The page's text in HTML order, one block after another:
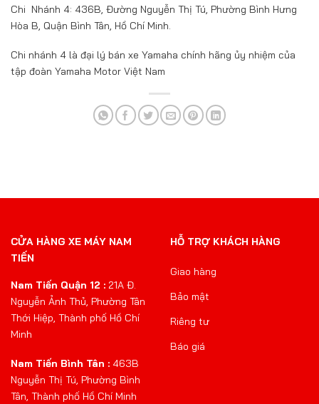
Chi Nhánh 4: 436B, Đường Nguyễn Thị Tú, Phường Bình Hưng
Hòa B, Quận Bình Tân, Hồ Chí Minh.
Chi nhánh 4 là đại lý bán xe Yamaha chính hãng ủy nhiệm của
tập đoàn Yamaha Motor Việt Nam
CỬA HÀNG XE MÁY NAM
TIẾN
Nam Tiến Quận 12 : 21A Đ.
Nguyễn Ảnh Thủ, Phường Tân
Thới Hiệp, Thành phố Hồ Chí
Minh
Nam Tiến Bình Tân : 463B
Nguyễn Thị Tú, Phường Bình
Tân, Thành phố Hồ Chí Minh
HỖ TRỢ KHÁCH HÀNG
Giao hàng
Bảo mật
Riêng tư
Báo giá